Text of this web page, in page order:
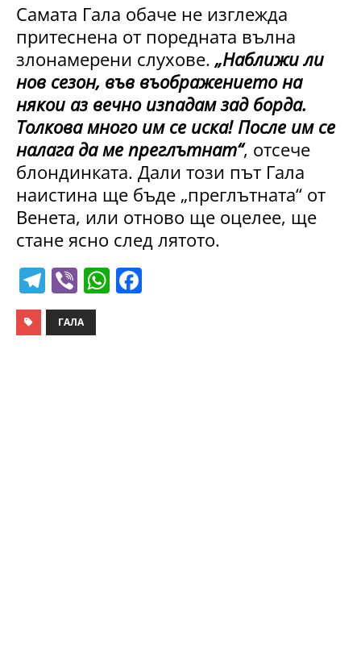
Самата Гала обаче не изглежда
притеснена от поредната вълна
злонамерени слухове. „Наближи ли
нов сезон, във въображението на
някои аз вечно изпадам зад борда.
Толкова много им се иска! После им се
налага да ме преглътнат“, отсече
блондинката. Дали този път Гала
наистина ще бъде „преглътната“ от
Венета, или отново ще оцелее, ще
стане ясно след лятото.
T
el
e
Vi
b
er
W
ГАЛА